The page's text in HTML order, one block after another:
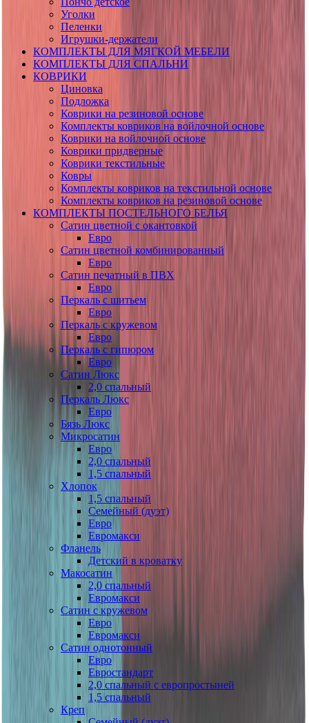
Уголки
Пеленки
Игрушки-держатели
КОМПЛЕКТЫ ДЛЯ МЯГКОЙ МЕБЕЛИ
КОМПЛЕКТЫ ДЛЯ СПАЛЬНИ
КОВРИКИ
Циновка
Подложка
Коврики на резиновой основе
Комплекты ковриков на войлочной основе
Коврики на войлочной основе
Коврики придверные
Коврики текстильные
Ковры
Комплекты ковриков на текстильной основе
Комплекты ковриков на резиновой основе
КОМПЛЕКТЫ ПОСТЕЛЬНОГО БЕЛЬЯ
Сатин цветной с окантовкой
Евро
Сатин цветной комбинированный
Евро
Сатин печатный в ПВХ
Евро
Перкаль с шитьем
Евро
Перкаль с кружевом
Евро
Перкаль с гипюром
Евро
Сатин Люкс
2,0 спальный
Перкаль Люкс
Евро
Бязь Люкс
Микросатин
Евро
2,0 спальный
1,5 спальный
Хлопок
1,5 спальный
Семейный (дуэт)
Евро
Евромакси
Фланель
Детский в кроватку
Макосатин
2,0 спальный
Евромакси
Сатин с кружевом
Евро
Евромакси
Сатин однотонный
Евро
Евростандарт
2,0 спальный с европростыней
1,5 спальный
Креп